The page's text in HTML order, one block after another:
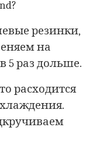
резинки,
на
5 раз дольше.
расходится